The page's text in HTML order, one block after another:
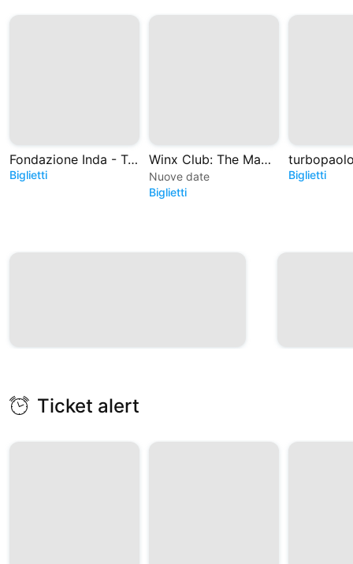
Fondazione Inda - Teatro Greco di Siracusa
Biglietti
Winx Club: The Magic is back - Il Musical
Nuove date
Biglietti
Biglietti
Ticket alert